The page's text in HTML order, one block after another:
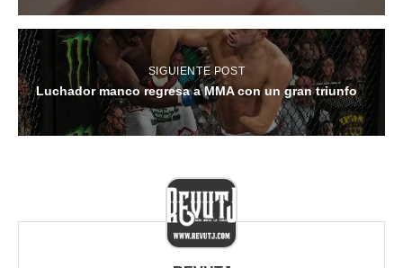
SIGUIENTE POST
Luchador manco regresa a MMA con un gran triunfo